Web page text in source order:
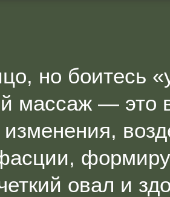
но боитесь
массаж — это
овал и